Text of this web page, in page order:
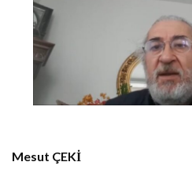
Mesut ÇEKİ